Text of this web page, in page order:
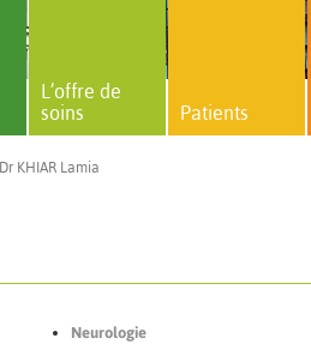
L’offre de
soins
Patients
Dr KHIAR Lamia
Neurologie